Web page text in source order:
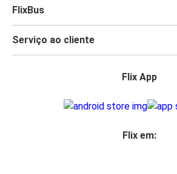
FlixBus
Serviço ao cliente
Flix App
Flix em: